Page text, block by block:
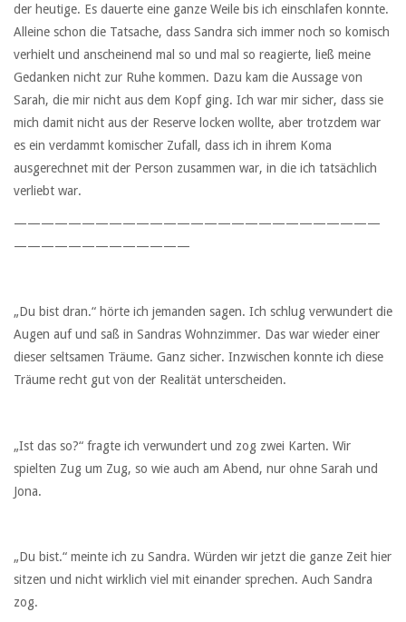
der heutige. Es dauerte eine ganze Weile bis ich einschlafen konnte.
Alleine schon die Tatsache, dass Sandra sich immer noch so komisch
verhielt und anscheinend mal so und mal so reagierte, ließ meine
Gedanken nicht zur Ruhe kommen. Dazu kam die Aussage von
Sarah, die mir nicht aus dem Kopf ging. Ich war mir sicher, dass sie
mich damit nicht aus der Reserve locken wollte, aber trotzdem war
es ein verdammt komischer Zufall, dass ich in ihrem Koma
ausgerechnet mit der Person zusammen war, in die ich tatsächlich
verliebt war.
———————————————————————————
—————————————
„Du bist dran.“ hörte ich jemanden sagen. Ich schlug verwundert die
Augen auf und saß in Sandras Wohnzimmer. Das war wieder einer
dieser seltsamen Träume. Ganz sicher. Inzwischen konnte ich diese
Träume recht gut von der Realität unterscheiden.
„Ist das so?“ fragte ich verwundert und zog zwei Karten. Wir
spielten Zug um Zug, so wie auch am Abend, nur ohne Sarah und
Jona.
„Du bist.“ meinte ich zu Sandra. Würden wir jetzt die ganze Zeit hier
sitzen und nicht wirklich viel mit einander sprechen. Auch Sandra
zog.